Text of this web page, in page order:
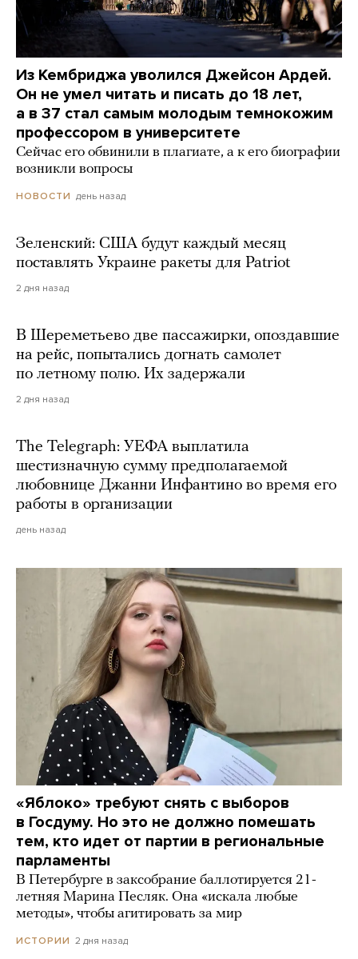
Из Кембриджа уволился Джейсон Ардей.
Он не умел читать и писать до 18 лет,
а в 37 стал самым молодым темнокожим
профессором в университете
Сейчас его обвинили в плагиате, а к его биографии
возникли вопросы
НОВОСТИ день назад
Зеленский: США будут каждый месяц
поставлять Украине ракеты для Patriot
2 дня назад
В Шереметьево две пассажирки, опоздавшие
на рейс, попытались догнать самолет
по летному полю. Их задержали
2 дня назад
The Telegraph: УЕФА выплатила
шестизначную сумму предполагаемой
любовнице Джанни Инфантино во время его
работы в организации
день назад
«Яблоко» требуют снять с выборов
в Госдуму. Но это не должно помешать
тем, кто идет от партии в региональные
парламенты
В Петербурге в заксобрание баллотируется 21-
летняя Марина Песляк. Она «искала любые
методы», чтобы агитировать за мир
ИСТОРИИ 2 дня назад